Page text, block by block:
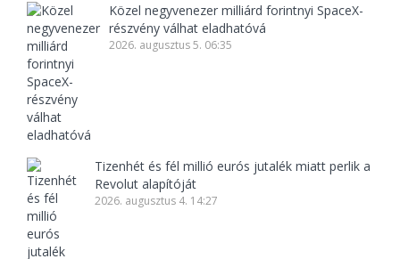
Közel negyvenezer milliárd forintnyi SpaceX-
részvény válhat eladhatóvá
2026. augusztus 5. 06:35
Tizenhét és fél millió eurós jutalék miatt perlik a
Revolut alapítóját
2026. augusztus 4. 14:27